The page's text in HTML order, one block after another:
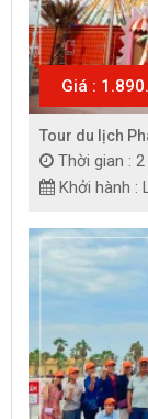
Giá :
Tour du lịch
Thời gian :
Khởi hành :